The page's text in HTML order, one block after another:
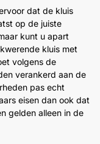
dat de kluis
op de juiste
kunt u apart
kluis met
volgens de
verankerd aan de
pas echt
eisen dan ook dat
gelden alleen in de